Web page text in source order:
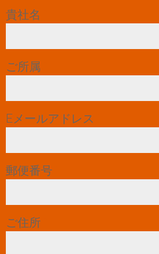
貴社名
ご所属
Eメールアドレス
郵便番号
ご住所